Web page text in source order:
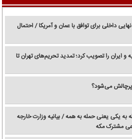
داخلی برای توافق با عمان و آمریکا / احتمال
و ایران را تصویب کرد؛ تمدید تحریم‌های تهران تا
پرچالش می‌شود؟
به یکی یعنی حمله به همه / بیانیه وزارت خارجه
مشترک مکه